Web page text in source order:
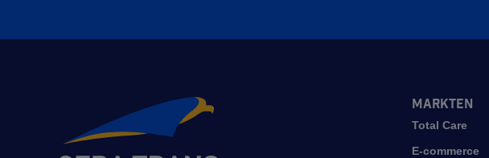
Markten
Total Care
E-commerce